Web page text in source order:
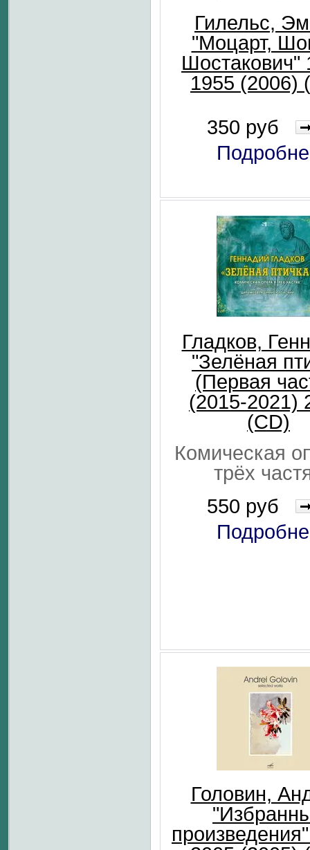
Гилельс,
"Моцарт,
Шостакович"
1955 (2006)
350 руб
Гладков,
"Зелёная
(Первая
(2015-2021)
(CD)
Комическая
трёх
550 руб
Головин,